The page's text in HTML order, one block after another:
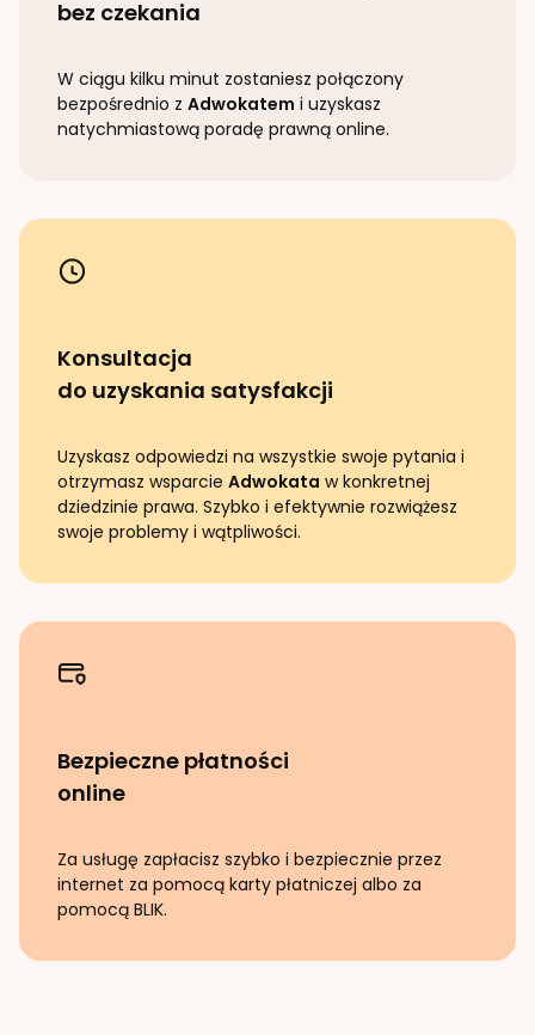
bez czekania
W ciągu kilku minut zostaniesz połączony
bezpośrednio z Adwokatem i uzyskasz
natychmiastową poradę prawną online.
Konsultacja
do uzyskania satysfakcji
Uzyskasz odpowiedzi na wszystkie swoje pytania i
otrzymasz wsparcie Adwokata w konkretnej
dziedzinie prawa. Szybko i efektywnie rozwiążesz
swoje problemy i wątpliwości.
Bezpieczne płatności
online
Za usługę zapłacisz szybko i bezpiecznie przez
internet za pomocą karty płatniczej albo za
pomocą BLIK.